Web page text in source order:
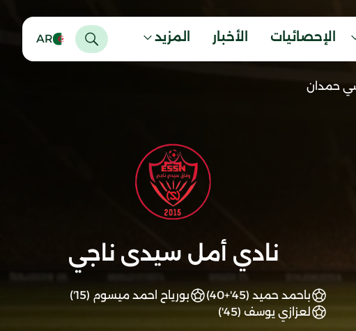
الإحصائيات الأخبار المزيد AR
سي حمدان
نادي أمل سيدى ناجي
باحمد حميد (45'+40)
بورياح احمد ميسوم (15')
لعزازي يوسف (45')